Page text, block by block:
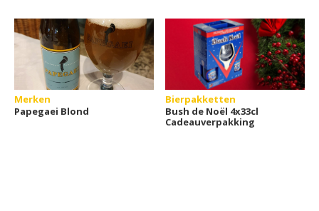
Merken
Papegaei Blond
Bierpakketten
Bush de Noël 4x33cl
Cadeauverpakking